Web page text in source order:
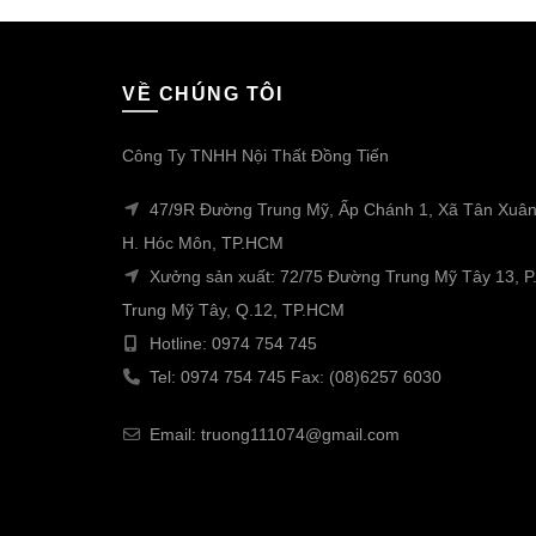
VỀ CHÚNG TÔI
Công Ty TNHH Nội Thất Đồng Tiến
47/9R Đường Trung Mỹ, Ấp Chánh 1, Xã Tân
H. Hóc Môn, TP.HCM
Xưởng sản xuất: 72/75 Đường Trung Mỹ Tây 13, P.
Trung Mỹ Tây, Q.12, TP.HCM
Hotline: 0974 754 745
Tel: 0974 754 745 Fax: (08)6257 6030
Email: truong111074@gmail.com